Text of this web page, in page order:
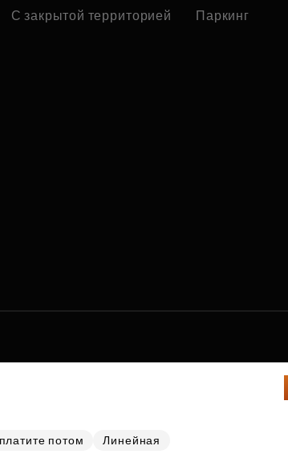
С закрытой территорией Паркинг
потом
Линейная